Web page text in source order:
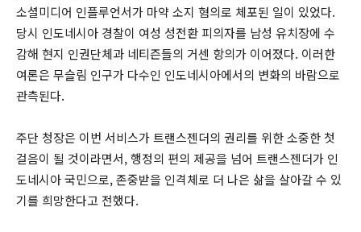
소셜미디어 인플루언서가 마약 소지 혐의로 체포된 일이 있었다.
당시 인도네시아 경찰이 여성 성전환 피의자를 남성 유치장에 수
감해 현지 인권단체과 네티즌들의 거센 항의가 이어졌다. 이러한
여론은 무슬림 인구가 다수인 인도네시아에서의 변화의 바람으로
관측된다.
주단 청장은 이번 서비스가 트랜스젠더의 권리를 위한 소중한 첫
걸음이 될 것이라면서, 행정의 편의 제공을 넘어 트랜스젠더가 인
도네시아 국민으로, 존중받을 인격체로 더 나은 삶을 살아갈 수 있
기를 희망한다고 전했다.